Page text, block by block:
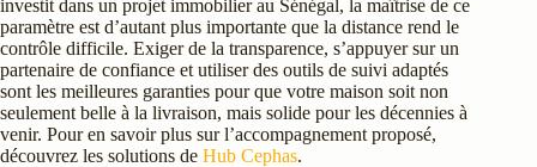
investit dans un projet immobilier au Sénégal, la maîtrise de ce
paramètre est d’autant plus importante que la distance rend le
contrôle difficile. Exiger de la transparence, s’appuyer sur un
partenaire de confiance et utiliser des outils de suivi adaptés
sont les meilleures garanties pour que votre maison soit non
seulement belle à la livraison, mais solide pour les décennies à
venir. Pour en savoir plus sur l’accompagnement proposé,
découvrez les solutions de Hub Cephas.